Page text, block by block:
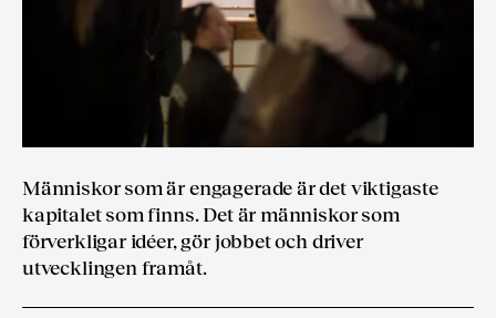
Människor som är engagerade är det viktigaste
kapitalet som finns. Det är människor som
förverkligar idéer, gör jobbet och driver
utvecklingen framåt.